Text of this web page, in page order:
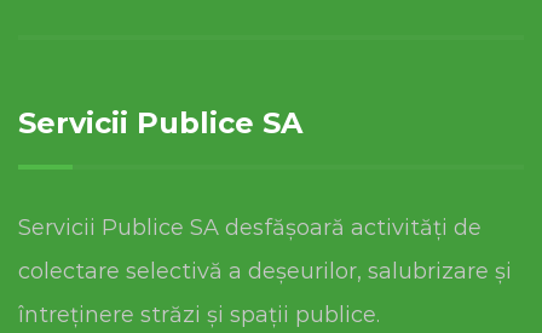
Servicii Publice SA
Servicii Publice SA desfășoară activități de
colectare selectivă a deșeurilor, salubrizare și
întreținere străzi și spații publice.